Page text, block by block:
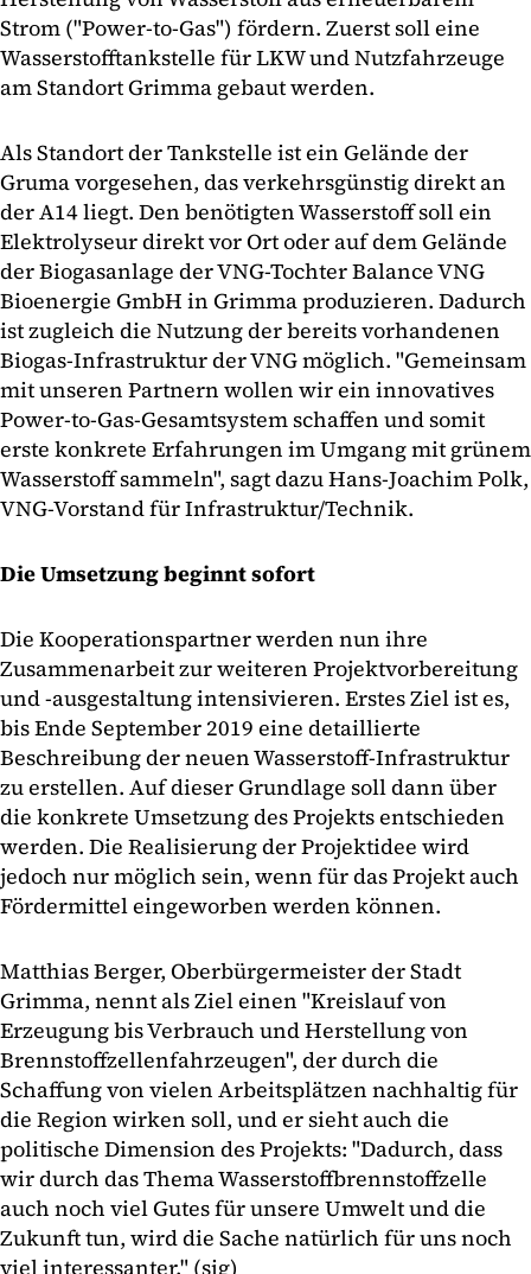
Strom ("Power-to-Gas") fördern. Zuerst soll eine
Wasserstofftankstelle für LKW und Nutzfahrzeuge
am Standort Grimma gebaut werden.
Als Standort der Tankstelle ist ein Gelände der
Gruma vorgesehen, das verkehrsgünstig direkt an
der A14 liegt. Den benötigten Wasserstoff soll ein
Elektrolyseur direkt vor Ort oder auf dem Gelände
der Biogasanlage der VNG-Tochter Balance VNG
Bioenergie GmbH in Grimma produzieren. Dadurch
ist zugleich die Nutzung der bereits vorhandenen
Biogas-Infrastruktur der VNG möglich. "Gemeinsam
mit unseren Partnern wollen wir ein innovatives
Power-to-Gas-Gesamtsystem schaffen und somit
erste konkrete Erfahrungen im Umgang mit grünem
Wasserstoff sammeln", sagt dazu Hans-Joachim Polk,
VNG-Vorstand für Infrastruktur/Technik.
Die Umsetzung beginnt sofort
Die Kooperationspartner werden nun ihre
Zusammenarbeit zur weiteren Projektvorbereitung
und -ausgestaltung intensivieren. Erstes Ziel ist es,
bis Ende September 2019 eine detaillierte
Beschreibung der neuen Wasserstoff-Infrastruktur
zu erstellen. Auf dieser Grundlage soll dann über
die konkrete Umsetzung des Projekts entschieden
werden. Die Realisierung der Projektidee wird
jedoch nur möglich sein, wenn für das Projekt auch
Fördermittel eingeworben werden können.
Matthias Berger, Oberbürgermeister der Stadt
Grimma, nennt als Ziel einen "Kreislauf von
Erzeugung bis Verbrauch und Herstellung von
Brennstoffzellenfahrzeugen", der durch die
Schaffung von vielen Arbeitsplätzen nachhaltig für
die Region wirken soll, und er sieht auch die
politische Dimension des Projekts: "Dadurch, dass
wir durch das Thema Wasserstoffbrennstoffzelle
auch noch viel Gutes für unsere Umwelt und die
Zukunft tun, wird die Sache natürlich für uns noch
viel interessanter." (sig)